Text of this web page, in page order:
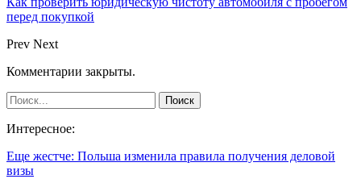
перед покупкой
Prev Next
Комментарии закрыты.
Интересное:
Еще жестче: Польша изменила правила получения деловой
визы